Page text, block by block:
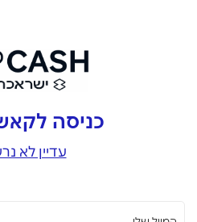
כניסה
עדיין לא